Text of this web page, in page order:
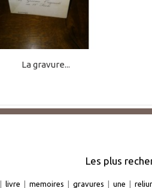
La gravure...
Les plus
| livre | memoires | gravures | une |